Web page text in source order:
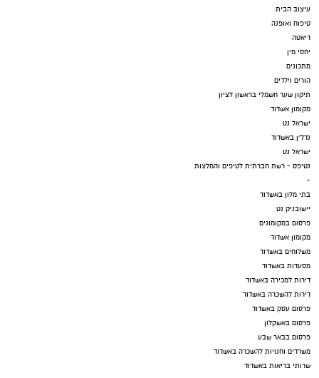
עיצוב הבית
טיפוח ואופנה
דיאטה
יחסי מין
מתכונים
הורים וילדים
תיקון שער חשמלי בראשון לציון
מקומון אשדוד
ישראל נט
נדל"ן באשדוד
ישראל נט
נטיפס - רשת חברתית לטיפים והמלצות
-
בתי מלון באשדוד
יישובניק נט
פרסום במקומונים
מקומון אשדוד
משלוחים באשדוד
מסעדות באשדוד
דירות למכירה באשדוד
דירות להשכרה באשדוד
פרסום עסק באשדוד
פרסום באשקלון
פרסום בבאר שבע
משרדים וחנויות להשכרה באשדוד
שרותי בריאות באשדוד